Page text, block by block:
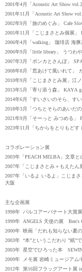
2001年4月「Acoustic Art Show
2001年11月「Acoustic Art Show
2002年9月「旅のめぐみ」 Cafe
2005年11月「こじまさとみ個展」
2006年4月「walking」 珈琲店 海
2006年9月「little library」 うつわ
2007年3月「ポンカとさんぽ」
2008年8月「窓あけて風いれて」
2010年9月「こじまさとみ展」江
2013年5月「寄り添う森」 KAYA
2014年6月「すいさいのそら、す
2018年3月「つちとそらのあいだ
2021年9月「そーっと みつめる」
2023年11月「ちからをとりもどす
コラボレーション展
2003年「PEACH MELBA」文章
2007年「こじまさとみ＋もえた
2007年「いるよ いるよ」こじま
大阪
主な企画展
1998年 パルコアーバナート大賞
1999年 ANGELS 天使の展 Ben's
2000年 映画「だれも知らない夏
2003年 “本”というこだわり ”紙”
2003年 星空でひろった本
2009年 メモ展 岩崎ミュージアム/
2012年 第16回フラッグアート展